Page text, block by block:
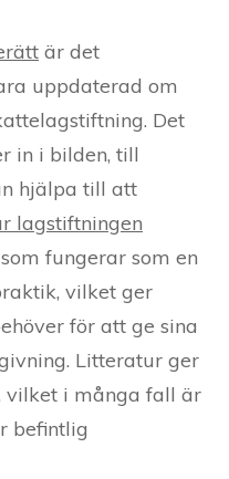
är det
uppdaterad om
Det
in i bilden, till
hjälpa till att
lagstiftningen
fungerar som en
vilket ger
för att ge sina
Litteratur ger
vilket i många fall är
befintlig